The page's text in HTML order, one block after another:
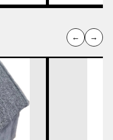
← →